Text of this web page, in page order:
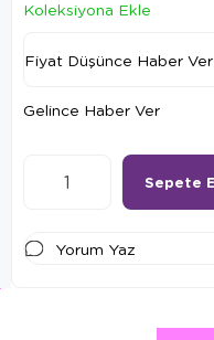
Koleksiyona Ekle
Fiyat Düşünce Haber Ver
Gelince Haber Ver
Yorum Yaz